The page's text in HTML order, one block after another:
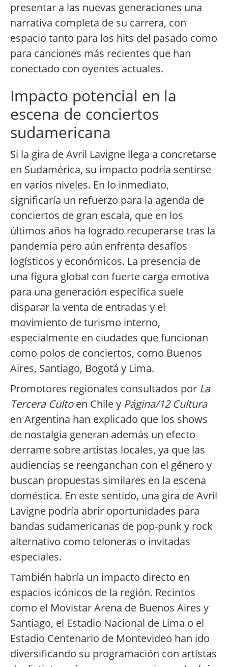
presentar a las nuevas generaciones una
narrativa completa de su carrera, con
espacio tanto para los hits del pasado como
para canciones más recientes que han
conectado con oyentes actuales.
Impacto potencial en la
escena de conciertos
sudamericana
Si la gira de Avril Lavigne llega a concretarse
en Sudamérica, su impacto podría sentirse
en varios niveles. En lo inmediato,
significaría un refuerzo para la agenda de
conciertos de gran escala, que en los
últimos años ha logrado recuperarse tras la
pandemia pero aún enfrenta desafíos
logísticos y económicos. La presencia de
una figura global con fuerte carga emotiva
para una generación específica suele
disparar la venta de entradas y el
movimiento de turismo interno,
especialmente en ciudades que funcionan
como polos de conciertos, como Buenos
Aires, Santiago, Bogotá y Lima.
Promotores regionales consultados por La
Tercera Cultoen Chile y Página/12 Cultura
en Argentina han explicado que los shows
de nostalgia generan además un efecto
derrame sobre artistas locales, ya que las
audiencias se reenganchan con el género y
buscan propuestas similares en la escena
doméstica. En este sentido, una gira de Avril
Lavigne podría abrir oportunidades para
bandas sudamericanas de pop-punk y rock
alternativo como teloneras o invitadas
especiales.
También habría un impacto directo en
espacios icónicos de la región. Recintos
como el Movistar Arena de Buenos Aires y
Santiago, el Estadio Nacional de Lima o el
Estadio Centenario de Montevideo han ido
diversificando su programación con artistas